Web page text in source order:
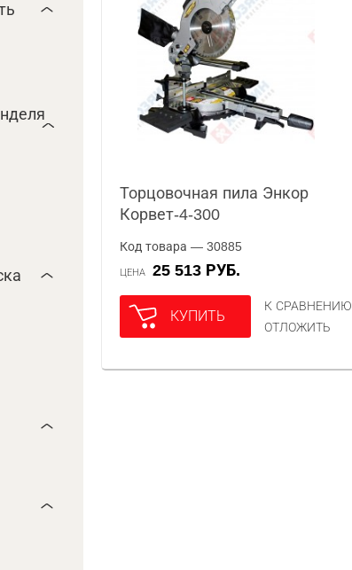
Торцовочная пила Энкор
Корвет-4-300
Код товара — 30885
ЦЕНА 25 513 РУБ.
КУПИТЬ
К СРАВНЕНИЮ
ОТЛОЖИТЬ